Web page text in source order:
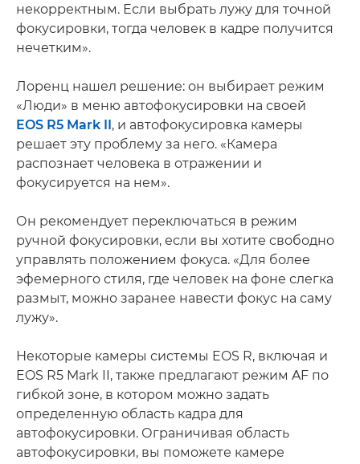
некорректным. Если выбрать лужу для точной
фокусировки, тогда человек в кадре получится
нечетким».
Лоренц нашел решение: он выбирает режим
«Люди» в меню автофокусировки на своей
EOS R5 Mark II, и автофокусировка камеры
решает эту проблему за него. «Камера
распознает человека в отражении и
фокусируется на нем».
Он рекомендует переключаться в режим
ручной фокусировки, если вы хотите свободно
управлять положением фокуса. «Для более
эфемерного стиля, где человек на фоне слегка
размыт, можно заранее навести фокус на саму
лужу».
Некоторые камеры системы EOS R, включая и
EOS R5 Mark II, также предлагают режим AF по
гибкой зоне, в котором можно задать
определенную область кадра для
автофокусировки. Ограничивая область
автофокусировки, вы поможете камере